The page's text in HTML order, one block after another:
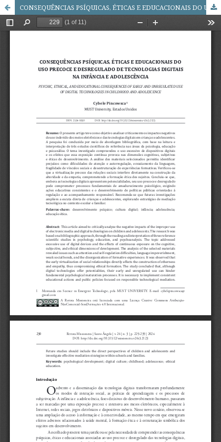
CONSEQUÊNCIAS PSÍQUICAS, ÉTICAS E EDUCACIONAIS DO USO PRECOCE E DESREGULADO DE TECNOLOGIAS DIGITAIS NA INFÂNCIA E ADOLESCÊNCIA